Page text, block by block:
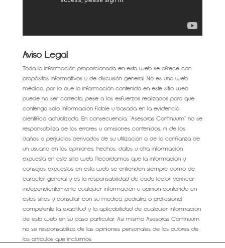
Aviso Legal
Toda la información proporcionada en esta web se ofrece con
propósitos informativos y de discusión general. No es una web
médica, por lo que la información contenida en este sitio web
puede no ser correcta, pese a los esfuerzos realizados para que
contenga solo información fiable y basada en la evidencia
científica actualizada. En consecuencia, “Asesoras Continuum” no se
responsabiliza de los errores u omisiones contenidos, ni de los
daños o perjuicios derivados de su utilización o de la confianza de
un usuario en las opiniones, hechos, datos u otra información
expuesta en este sitio web. Recordamos que la información y
consejos expuestos en esta web se entienden siempre como de
carácter general y es la responsabilidad de cada lector verificar
independientemente cualquier información u opinión contenida en
estos sitios y consultar con su médico, pediatra o profesional
competente la exactitud y la aplicabilidad de cualquier información
de esta web en su caso particular. Así mismo Asesoras Continuum
no se responsabiliza de las opiniones personales de los autores de
los artículos que incluimos.